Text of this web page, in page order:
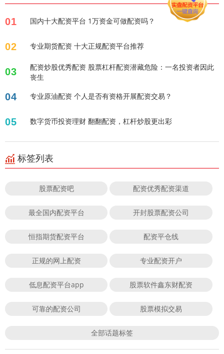
01 国内十大配资平台 1万资金可做配资吗？
02 专业期货配资 十大正规配资平台推荐
03
配资炒股优秀配资 股票杠杆配资潜藏危险：一名投资者因此
丧生
04 专业原油配资 个人是否有资格开展配资交易？
05 数字货币投资理财 翻翻配资，杠杆炒股更出彩
标签列表
股票配资吧 配资优秀配资渠道
最全国内配资平台 开封股票配资公司
恒指期货配资平台 配资平仓线
正规的网上配资 专业配资开户
低息配资平台app 股票软件鑫东财配资
可靠的配资公司 股票模拟交易
全部话题标签